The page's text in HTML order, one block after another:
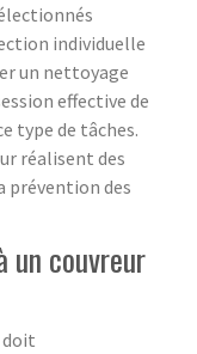
individuelle
un nettoyage
effective de
type de tâches.
réalisent des
prévention des
un couvreur
doit